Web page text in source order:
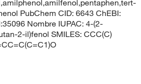
PubChem CID: 6643 ChEBI:
Nombre IUPAC: 4-(2-
2-il)fenol SMILES: CCC(C)